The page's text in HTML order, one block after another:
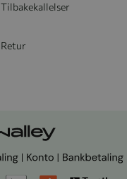
Tilbakekallelser
Retur